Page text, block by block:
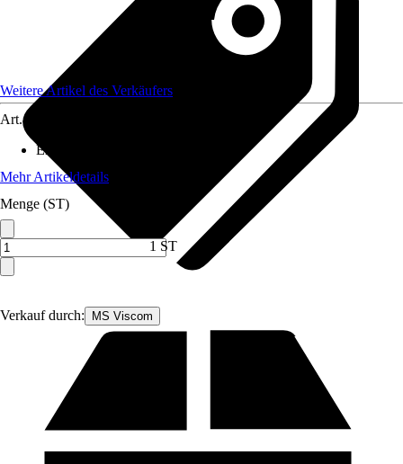
Verkauf durch: MS Viscom
Weitere Artikel des Verkäufers
Art.-Nr.
Enthaltene Elektrogeräte
Mehr Artikeldetails
Menge (ST)
1 ST